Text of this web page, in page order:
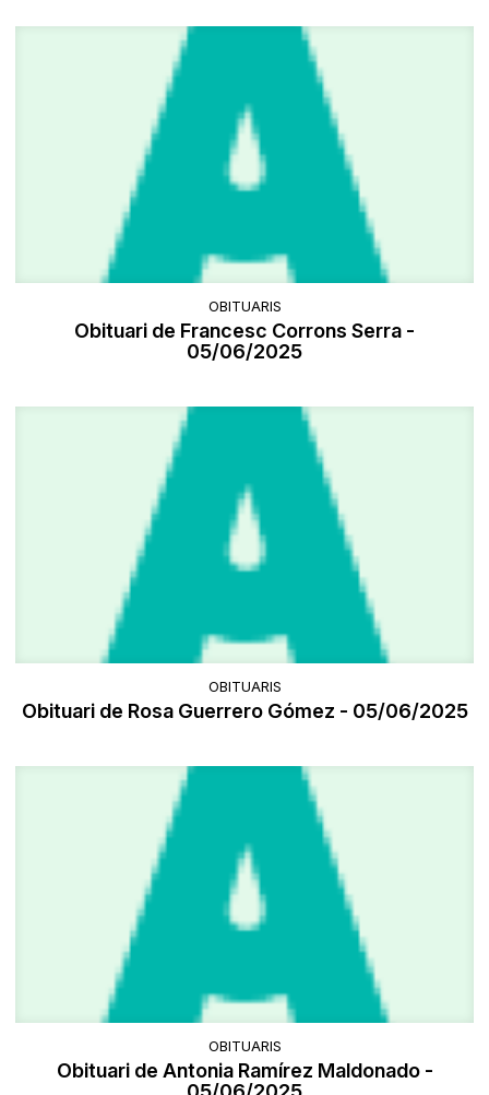
OBITUARIS
Obituari de Francesc Corrons Serra -
05/06/2025
OBITUARIS
Obituari de Rosa Guerrero Gómez - 05/06/2025
OBITUARIS
Obituari de Antonia Ramírez Maldonado -